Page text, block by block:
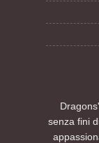
senza fini